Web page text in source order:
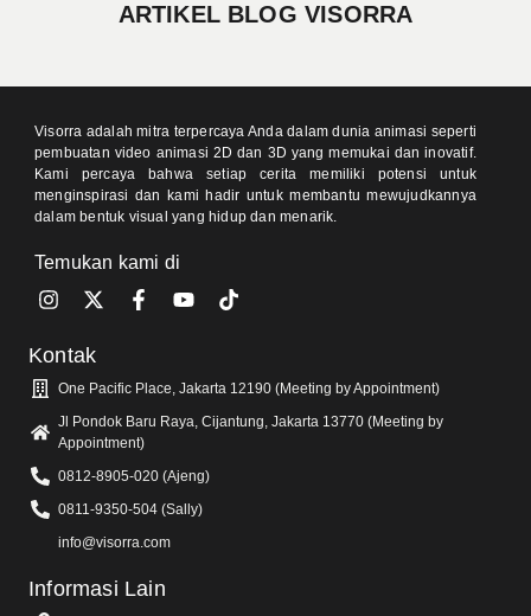
ARTIKEL BLOG VISORRA
Visorra adalah mitra terpercaya Anda dalam dunia animasi seperti
pembuatan video animasi 2D dan 3D yang memukai dan inovatif.
Kami percaya bahwa setiap cerita memiliki potensi untuk
menginspirasi dan kami hadir untuk membantu mewujudkannya
dalam bentuk visual yang hidup dan menarik.
Temukan kami di
Kontak
One Pacific Place, Jakarta 12190 (Meeting by Appointment)
Jl Pondok Baru Raya, Cijantung, Jakarta 13770 (Meeting by
Appointment)
0812-8905-020 (Ajeng)
0811-9350-504 (Sally)
info@visorra.com
Informasi Lain